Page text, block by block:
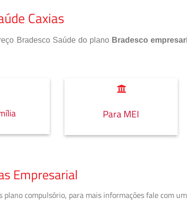
Caxias
Bradesco Saúde do plano Bradesco
Para MEI
Empresarial
compulsório, para mais informações fale com